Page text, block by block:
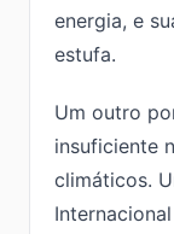
energia, e
estufa.
Um outro
insuficiente
climáticos.